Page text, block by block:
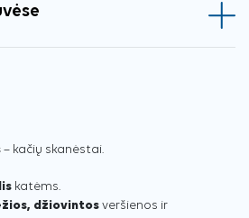
– kačių skanėstai.
katėms.
džiovintos veršienos ir